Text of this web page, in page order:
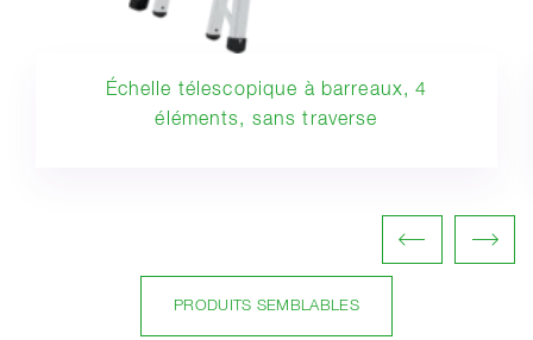
Échelle télescopique à barreaux, 4
éléments, sans traverse
PRODUITS SEMBLABLES